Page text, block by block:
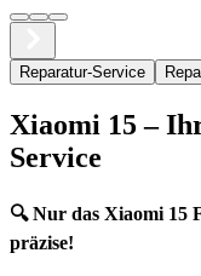
Reparatur-Service
Xiaomi 15–
Service
🔍 Nur das Xiaomi 15
präzise!